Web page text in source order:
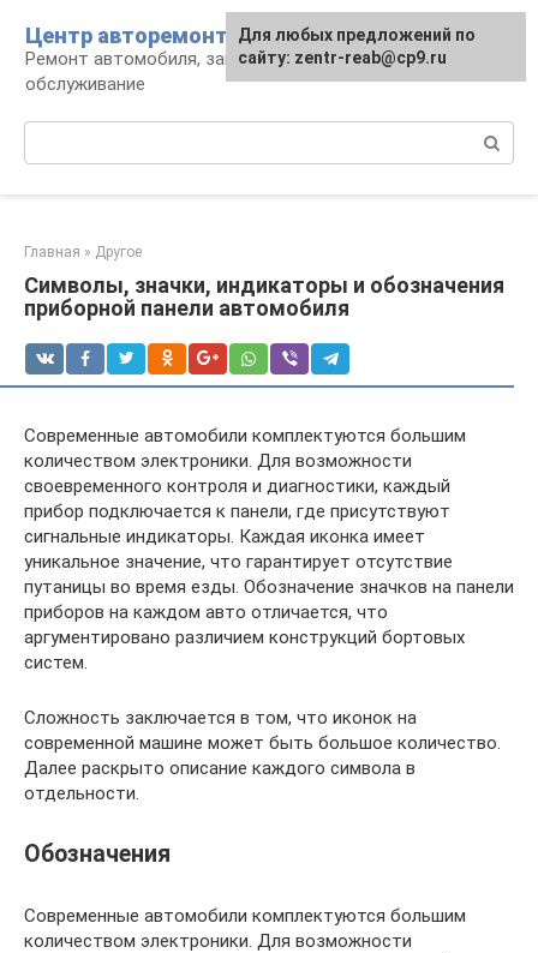
контенту
Центр авторемонта
Ремонт автомобиля, запчасти и
обслуживание
Главная » Другое
Символы, значки, индикаторы и обозначения
приборной панели автомобиля
Современные автомобили комплектуются большим
количеством электроники. Для возможности
своевременного контроля и диагностики, каждый
прибор подключается к панели, где присутствуют
сигнальные индикаторы. Каждая иконка имеет
уникальное значение, что гарантирует отсутствие
путаницы во время езды. Обозначение значков на панели
приборов на каждом авто отличается, что
аргументировано различием конструкций бортовых
систем.
Сложность заключается в том, что иконок на
современной машине может быть большое количество.
Далее раскрыто описание каждого символа в
отдельности.
Обозначения
Современные автомобили комплектуются большим
количеством электроники. Для возможности
Для любых предложений по
сайту: zentr-reab@cp9.ru